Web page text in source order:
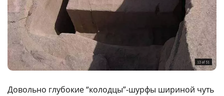
Довольно глубокие “колодцы”-шурфы шириной чуть